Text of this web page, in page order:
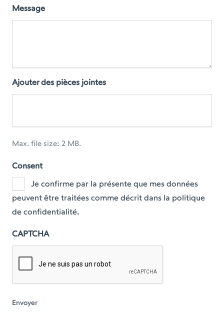
Message
Ajouter des pièces jointes
Max. file size: 2 MB.
Consent
Je confirme par la présente que mes données
peuvent être traitées comme décrit dans la politique
de confidentialité.
CAPTCHA